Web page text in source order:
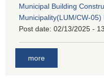
Municipal Building
Municipality(LUM/CW-
Post date: 02/13/2025 -
more